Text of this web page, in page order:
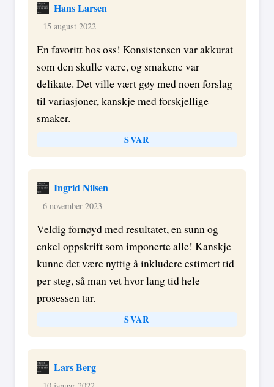
Hans Larsen
15 august 2022
En favoritt hos oss! Konsistensen var akkurat
som den skulle være, og smakene var
delikate. Det ville vært gøy med noen forslag
til variasjoner, kanskje med forskjellige
smaker.
SVAR
Ingrid Nilsen
6 november 2023
Veldig fornøyd med resultatet, en sunn og
enkel oppskrift som imponerte alle! Kanskje
kunne det være nyttig å inkludere estimert tid
per steg, så man vet hvor lang tid hele
prosessen tar.
SVAR
Lars Berg